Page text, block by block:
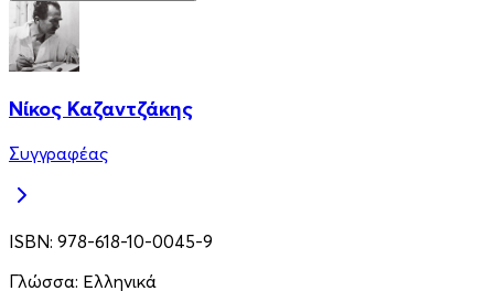
Νίκος Καζαντζάκης
Συγγραφέας
ISBN: 978-618-10-0045-9
Γλώσσα: Ελληνικά